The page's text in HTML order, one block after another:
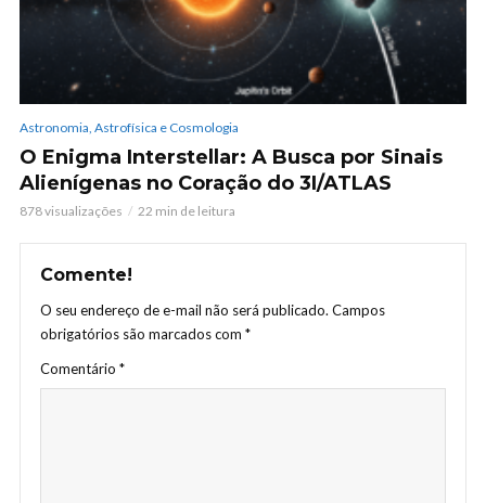
Astronomia, Astrofísica e Cosmologia
O Enigma Interstellar: A Busca por Sinais
Alienígenas no Coração do 3I/ATLAS
878 visualizações 22 min de leitura
Comente!
O seu endereço de e-mail não será publicado. Campos
obrigatórios são marcados com *
Comentário *